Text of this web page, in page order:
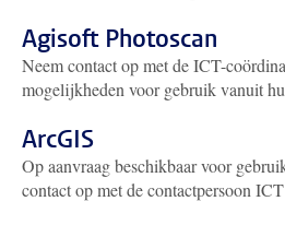
Agisoft Photoscan
Neem contact op met de ICT-
mogelijkheden voor gebruik vanuit
ArcGIS
Op aanvraag beschikbaar voor
contact op met de contactpersoon